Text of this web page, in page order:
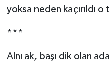
yoksa neden kaçırıldı
***
Alnı ak, başı dik olan